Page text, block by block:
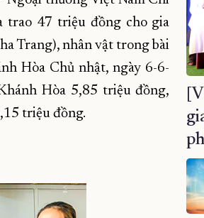
trao 47 triệu đồng cho gia
Trang), nhân vật trong bài
Hòa Chủ nhật, ngày 6-6-
Hòa 5,85 triệu đồng,
triệu đồng.